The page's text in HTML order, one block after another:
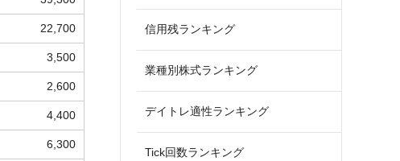
22,700
3,500
2,600
4,400
6,300
信用残ランキング
業種別株式ランキング
デイトレ適性ランキング
Tick回数ランキング